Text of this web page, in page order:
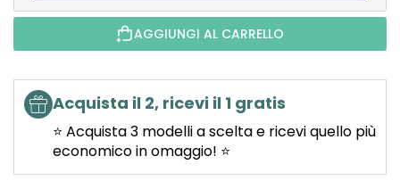
AGGIUNGI AL CARRELLO
Acquista il 2, ricevi il 1 gratis
⭐ Acquista 3 modelli a scelta e ricevi quello più
economico in omaggio! ⭐